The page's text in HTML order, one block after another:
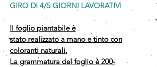
GIRO DI 4/5 GIORNI LAVORATIVI
Il foglio piantabile è
stato realizzato a mano e tinto con
coloranti naturali.
La grammatura del foglio è 200-